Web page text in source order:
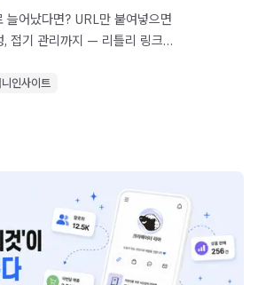
늘어났다면? URL만 붙여넣으면
, 접기 관리까지 — 리틀리 링크
니인사이트